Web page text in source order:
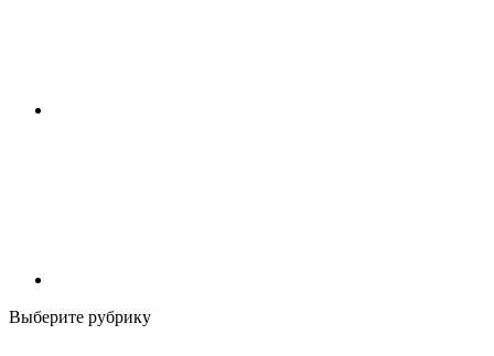
Выберите рубрику